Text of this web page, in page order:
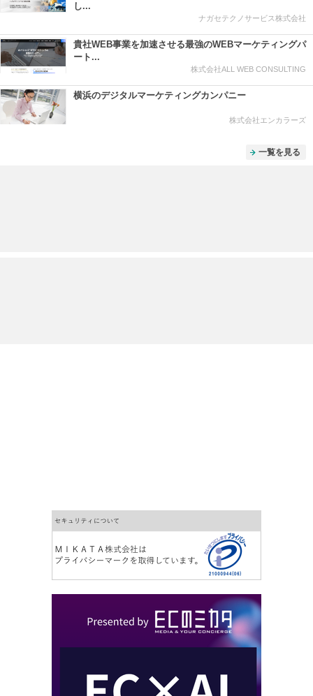
し...
ナガセテクノサービス株式会社
貴社WEB事業を加速させる最強のWEBマーケティングパ
ート...
株式会社ALL WEB CONSULTING
横浜のデジタルマーケティングカンパニー
株式会社エンカラーズ
一覧を見る